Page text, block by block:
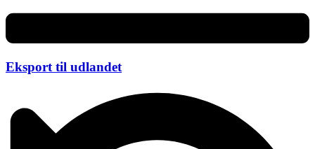
Eksport til udlandet